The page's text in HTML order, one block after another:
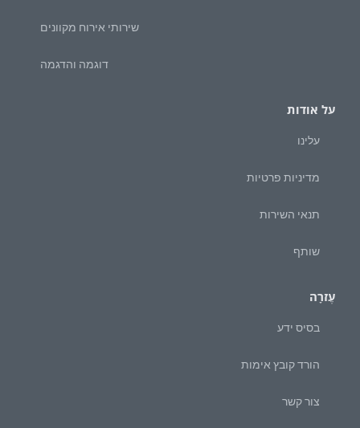
שירותי אירוח מקוונים
דוגמה והדגמה
על אודות
עלינו
מדיניות פרטיות
תנאי השירות
שותף
עֶזרָה
בסיס ידע
הורד קובץ אימות
צור קשר